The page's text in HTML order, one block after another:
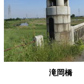
滝岡橋